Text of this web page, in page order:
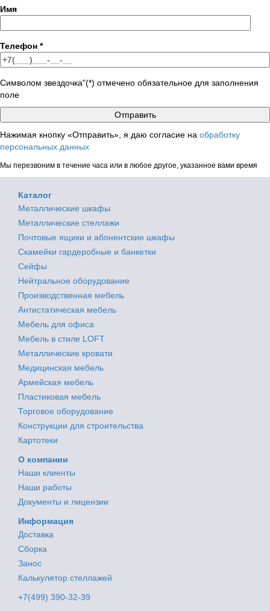
Имя
Телефон *
Символом звездочка"(*) отмечено обязательное для заполнения
поле
Нажимая кнопку «Отправить», я даю согласие на обработку
персональных данных
Мы перезвоним в течение часа или в любое другое, указанное вами время
Каталог
Металлические шкафы
Металлические стеллажи
Почтовые ящики и абонентские шкафы
Скамейки гардеробные и банкетки
Сейфы
Нейтральное оборудование
Производственная мебель
Антистатическая мебель
Мебель для офиса
Мебель в стиле LOFT
Металлические кровати
Медицинская мебель
Армейская мебель
Пластиковая мебель
Торговое оборудование
Конструкции для строительства
Картотеки
О компании
Наши клиенты
Наши работы
Документы и лицензии
Информация
Доставка
Сборка
Занос
Калькулятор стеллажей
+7(499) 390-32-39